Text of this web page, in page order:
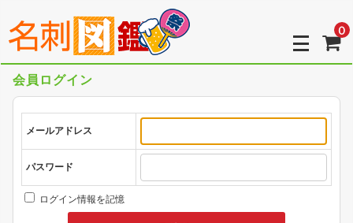
0
会員ログイン
メールアドレス
パスワード
ログイン情報を記憶